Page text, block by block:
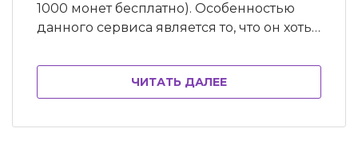
1000 монет бесплатно). Особенностью
данного сервиса является то, что он хоть
осуществляются посредством
виртуальных монет. Каждая из них стоит
0,2 цента, а за проверку берется 1 монета.
Чем активнее пользоваться сайтом, тем
ЧИТАТЬ ДАЛЕЕ